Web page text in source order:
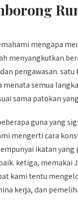
mengapa
menyangkutkan
pengawasan. satu
semua
sama patokan
guna yang
mengerti cara
ikatan
ketiga, memakai
kami tentu
kerja, dan